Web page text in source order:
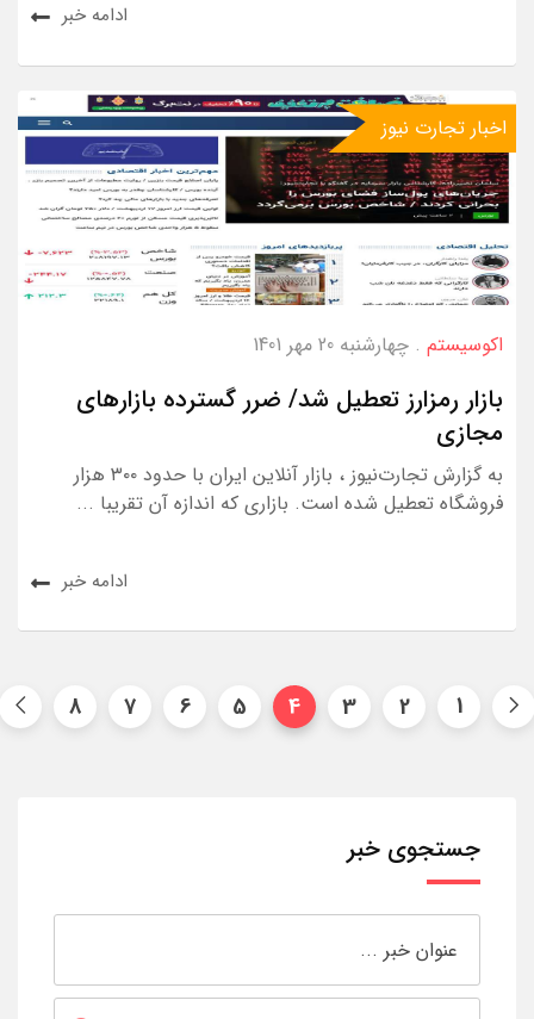
ادامه خبر
اخبار تجارت نیوز
اکوسیستم. چهارشنبه 20 مهر 1401
بازار رمزارز تعطیل شد/ ضرر گسترده بازارهای
مجازی
به گزارش تجارت‌نیوز ، بازار آنلاین ایران با حدود ۳۰۰ هزار
فروشگاه تعطیل شده است. بازاری که اندازه آن تقریبا ...
ادامه خبر
2
3
4
5
6
7
8
جستجوی خبر